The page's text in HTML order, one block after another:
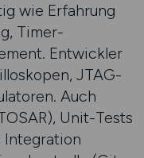
wie Erfahrung
Timer-
Entwickler
JTAG-
Auch
Unit-Tests
Integration